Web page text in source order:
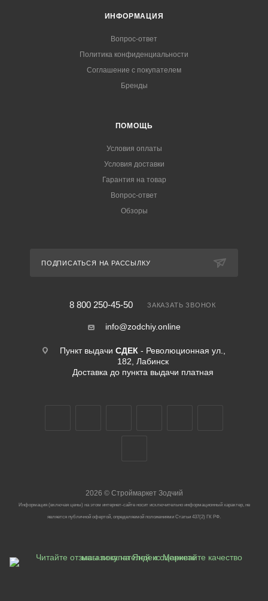
ИНФОРМАЦИЯ
Вопрос-ответ
Политика конфиденциальности
Соглашение с покупателем
Бренды
ПОМОЩЬ
Условия оплаты
Условия доставки
Гарантия на товар
Вопрос-ответ
Обзоры
ПОДПИСАТЬСЯ НА РАССЫЛКУ
8 800 250-45-50 ЗАКАЗАТЬ ЗВОНОК
info@zodchiy.online
Пункт выдачи СДЕК - Революционная ул.,
182, Лабинск
Доставка до пункта выдачи платная
2026 ©Строймаркет Зодчий
Информация (включая цены) на этом интернет-сайте носит исключительно информационный характер, не
является публичной офертой, определяемой положениями Статьи 437(2) ГК РФ.